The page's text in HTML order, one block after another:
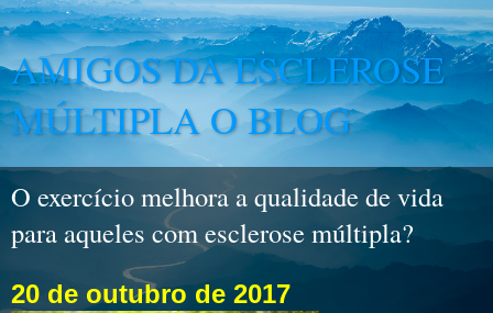
AMIGOS DA ESCLEROSE
MÚLTIPLA O BLOG
O exercício melhora a qualidade de vida
para aqueles com esclerose múltipla?
20 de outubro de 2017